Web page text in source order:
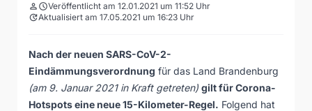
personscheduleVeröffentlicht am 12.01.2021 um 11:52 Uhr
updateAktualisiert am 17.05.2021 um 16:23 Uhr
Nach der neuen SARS-CoV-2-
Eindämmungsverordnung für das Land Brandenburg
(am 9. Januar 2021 in Kraft getreten) gilt für Corona-
Hotspots eine neue 15-Kilometer-Regel. Folgend hat